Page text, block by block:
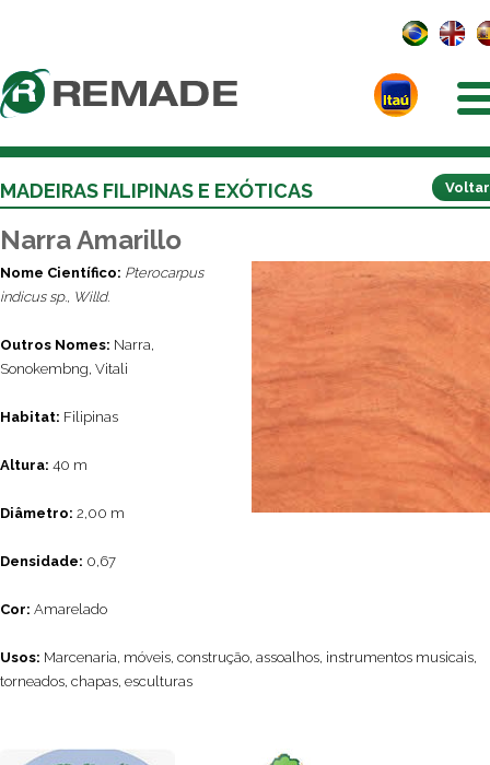
Voltar
MADEIRAS FILIPINAS E EXÓTICAS
Narra Amarillo
Nome Científico: Pterocarpus
indicus sp., Willd.
Outros Nomes: Narra,
Sonokembng, Vitali
Habitat: Filipinas
Altura: 40 m
Diâmetro: 2,00 m
Densidade: 0,67
Cor: Amarelado
Usos: Marcenaria, móveis, construção, assoalhos, instrumentos musicais,
torneados, chapas, esculturas